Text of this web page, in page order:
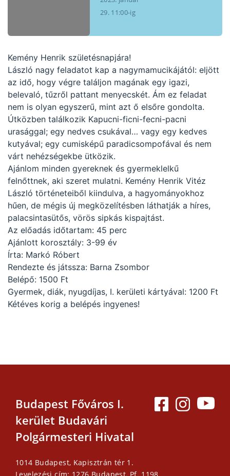
29. 11:00-ig
Kemény Henrik születésnapjára!
László nagy feladatot kap a nagymamucikájától: eljött
az idő, hogy végre találjon magának egy igazi,
belevaló, tűzről pattant menyecskét. Ám ez feladat
nem is olyan egyszerű, mint azt ő elsőre gondolta.
Útközben találkozik Kapucni-ficni-fecni-pacni
urasággal; egy nedves csukával… vagy egy kedves
kutyával; egy cumisképű paradicsompofával és nem
várt nehézségekbe ütközik.
Ajánlom minden gyereknek és gyermeklelkű
felnőttnek, aki szeret mulatni. Kemény Henrik Vitéz
László történeteiből kiindulva, a hagyományokhoz
hűen, de mégis új megközelítésben láthatják a híres,
palacsintasütős, vörös sipkás kispajtást.
Az előadás időtartam: 45 perc
Ajánlott korosztály: 3-99 év
Írta: Markó Róbert
Rendezte és játssza: Barna Zsombor
Belépő: 1500 Ft
Gyermek, diák, nyugdíjas, I. kerületi kártyával: 1200 Ft
Kétéves korig a belépés ingyenes!
Budapest Főváros I.
kerület Budavári
Polgármesteri Hivatal
1014 Budapest, Kapisztrán tér 1.